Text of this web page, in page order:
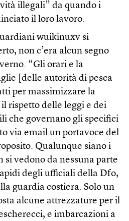
illegali” da quando i
il loro lavoro.
wuikinuxv si
non c’era alcun segno
“Gli orari e la
[delle autorità di pesca
per massimizzare la
rispetto delle leggi e dei
che governano gli specifici
via email un portavoce del
Qualunque siano i
si vedono da nessuna parte
degli ufficiali della Dfo,
guardia costiera. Solo un
alcune attrezzature per il
e imbarcazioni a